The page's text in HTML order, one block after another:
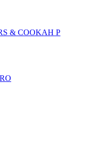
& COOKAH P